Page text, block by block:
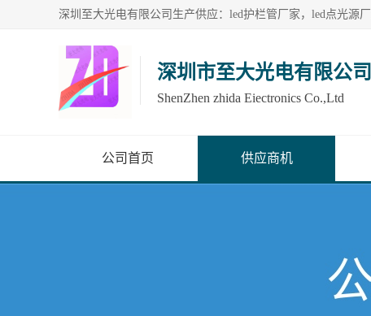
深圳市至大光电有限公司
ShenZhen zhida Eiectronics Co.,Ltd
公司首页 供应商机